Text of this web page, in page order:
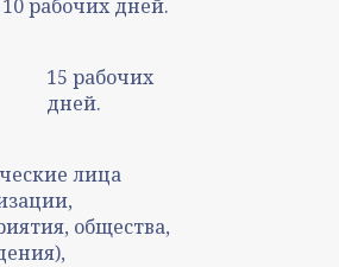
10 рабочих дней.
15 рабочих
дней.
лица
общества,